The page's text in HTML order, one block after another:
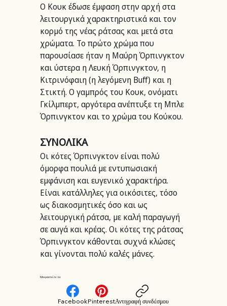
Ο Κουκ έδωσε έμφαση στην αρχή στα
λειτουργικά χαρακτηριστικά και τον
κορμό της νέας ράτσας και μετά στα
χρώματα. Το πρώτο χρώμα που
παρουσίασε ήταν η Μαύρη Όρπινγκτον
και ύστερα η Λευκή Όρπινγκτον, η
Κιτρινόφαιη (η λεγόμενη Buff) και η
Στικτή. Ο γαμπρός του Κουκ, ονόματι
Γκίλμπερτ, αργότερα ανέπτυξε τη Μπλε
Όρπινγκτον και το χρώμα του Κούκου.
ΣΥΝΟΛΙΚΑ
Οι κότες Όρπινγκτον είναι πολύ
όμορφα πουλιά με εντυπωσιακή
εμφάνιση και ευγενικό χαρακτήρα.
Είναι κατάλληλες για οικόσιτες, τόσο
ως διακοσμητικές όσο και ως
λειτουργική ράτσα, με καλή παραγωγή
σε αυγά και κρέας. Οι κότες της ράτσας
Όρπινγκτον κάθονται συχνά κλώσες
και γίνονται πολύ καλές μάνες.
Μοιραστείτε το:
FacebookPinterestΑντιγραφή συνδέσμου